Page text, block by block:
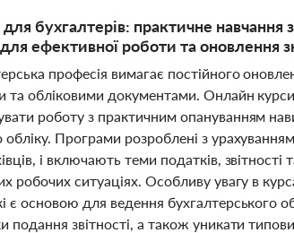
бухгалтерів: практичне
ефективної роботи та оновлення
професія вимагає постійного
та обліковими документами. Онлайн
роботу з практичним опануванням
обліку. Програми розроблені з
і включають теми податків,
робочих ситуаціях. Особливу увагу в
є основою для ведення бухгалтерського
подання звітності, а також уникати